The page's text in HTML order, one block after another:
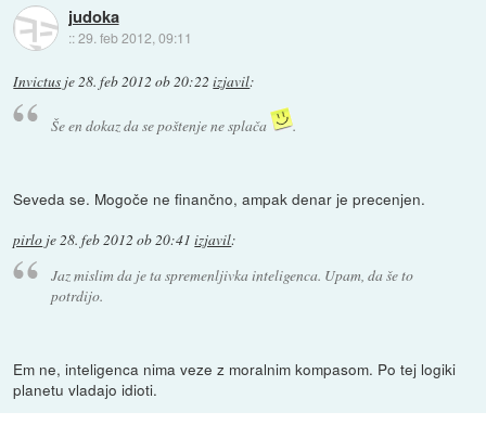
judoka
::29. feb 2012, 09:11
Invictus je28. feb 2012 ob 20:22 izjavil:
Še en dokaz da se poštenje ne splača .
Seveda se. Mogoče ne finančno, ampak denar je precenjen.
pirlo je28. feb 2012 ob 20:41 izjavil:
Jaz mislim da je ta spremenljivkainteligenca. Upam, da še to
potrdijo.
Em ne, inteligenca nima veze z moralnim kompasom. Po tej logiki
planetu vladajo idioti.